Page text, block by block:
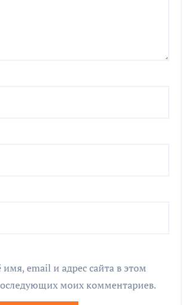
email и адрес сайта в этом
моих комментариев.